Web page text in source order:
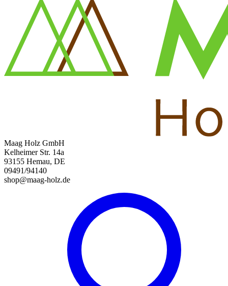
Maag Holz GmbH
Kelheimer Str. 14a
93155 Hemau, DE
09491/94140
shop@maag-holz.de